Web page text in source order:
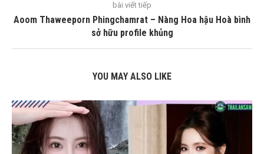
bài viết tiếp
Aoom Thaweeporn Phingchamrat – Nàng Hoa hậu Hoà bình
sở hữu profile khủng
YOU MAY ALSO LIKE